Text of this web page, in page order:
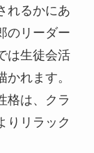
れるかにあ
のリーダー
は生徒会活
れます。
格は、クラ
りリラック